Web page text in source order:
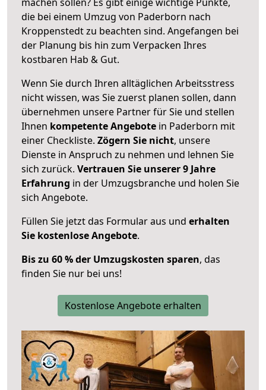
die bei einem Umzug von Paderborn nach
Kroppenstedt zu beachten sind. Angefangen bei
der Planung bis hin zum Verpacken Ihres
kostbaren Hab & Gut.
Wenn Sie durch Ihren alltäglichen Arbeitsstress
nicht wissen, was Sie zuerst planen sollen, dann
übernehmen unsere Partner für Sie und stellen
Ihnen kompetente Angebote in Paderborn mit
einer Checkliste. Zögern Sie nicht, unsere
Dienste in Anspruch zu nehmen und lehnen Sie
sich zurück. Vertrauen Sie unserer 9 Jahre
Erfahrung in der Umzugsbranche und holen Sie
sich Angebote.
Füllen Sie jetzt das Formular aus und erhalten
Sie kostenlose Angebote.
Bis zu 60 % der Umzugskosten sparen, das
finden Sie nur bei uns!
Kostenlose Angebote erhalten